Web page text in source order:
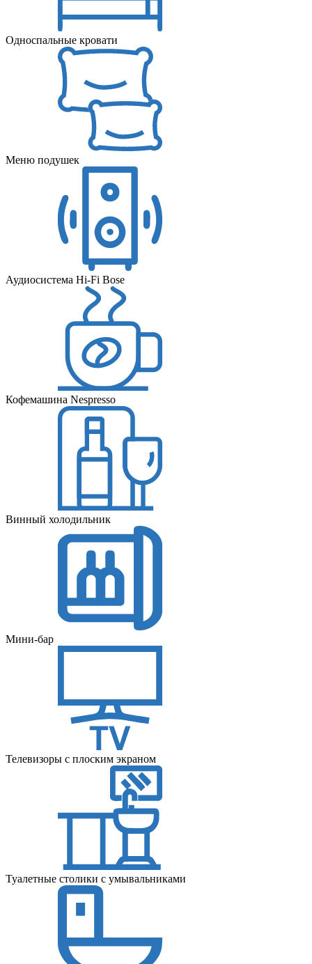
Односпальные кровати
Меню подушек
Аудиосистема Hi-Fi Bose
Кофемашина Nespresso
Винный холодильник
Мини-бар
Телевизоры с плоским экраном
Туалетные столики с умывальниками